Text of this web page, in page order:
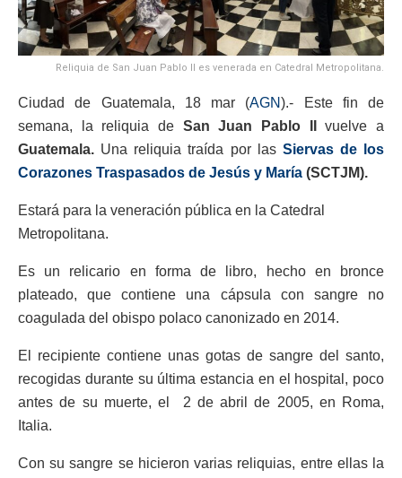
Reliquia de San Juan Pablo II es venerada en Catedral Metropolitana.
Ciudad de Guatemala, 18 mar (AGN).- Este fin de
semana, la reliquia de San Juan Pablo II
vuelve a
Guatemala. Una reliquia traída por las Siervas de los
Corazones Traspasados de Jesús y María (SCTJM).
Estará para la veneración pública en la Catedral
Metropolitana.
Es un relicario en forma de libro, hecho en bronce
plateado, que contiene una cápsula con sangre no
coagulada del obispo polaco canonizado en 2014.
El recipiente contiene unas gotas de sangre del santo,
recogidas durante su última estancia en el hospital, poco
antes de su muerte, el 2 de abril de 2005, en Roma,
Italia.
Con su sangre se hicieron varias reliquias, entre ellas la